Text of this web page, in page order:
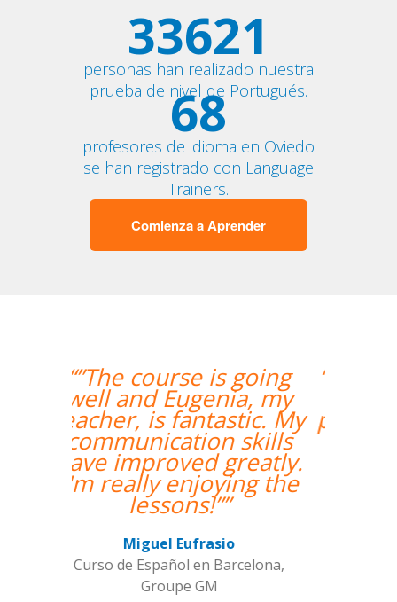
33621
personas han realizado nuestra
prueba de nivel de Portugués.
68
profesores de idioma en Oviedo
se han registrado con Language
Trainers.
Comienza a Aprender
“”Me han encontrado
un profesor nativo y
pude disfrutar de mis
clases de Swahili.””
Alexandra Keller
Curso de Swahili en Madrid